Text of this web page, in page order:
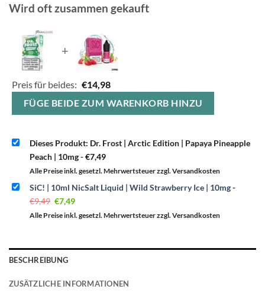
Wird oft zusammen gekauft
+
Preis für beides: €14,98
FÜGE BEIDE ZUM WARENKORB HINZU
Dieses Produkt: Dr. Frost | Arctic Edition | Papaya Pineapple
Peach | 10mg-€7,49
Alle Preise inkl. gesetzl. Mehrwertsteuer zzgl. Versandkosten
SiC! | 10ml NicSalt Liquid | Wild Strawberry Ice | 10mg-
€9,49 Ursprünglicher
Preis
war:
€7,49Aktueller
ist:
€7,49.
Alle Preise inkl. gesetzl. Mehrwertsteuer zzgl. Versandkosten
BESCHREIBUNG
ZUSÄTZLICHE INFORMATIONEN